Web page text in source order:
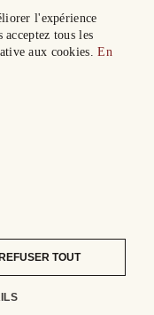
l'expérience
tous les
aux cookies.En
REFUSER TOUT